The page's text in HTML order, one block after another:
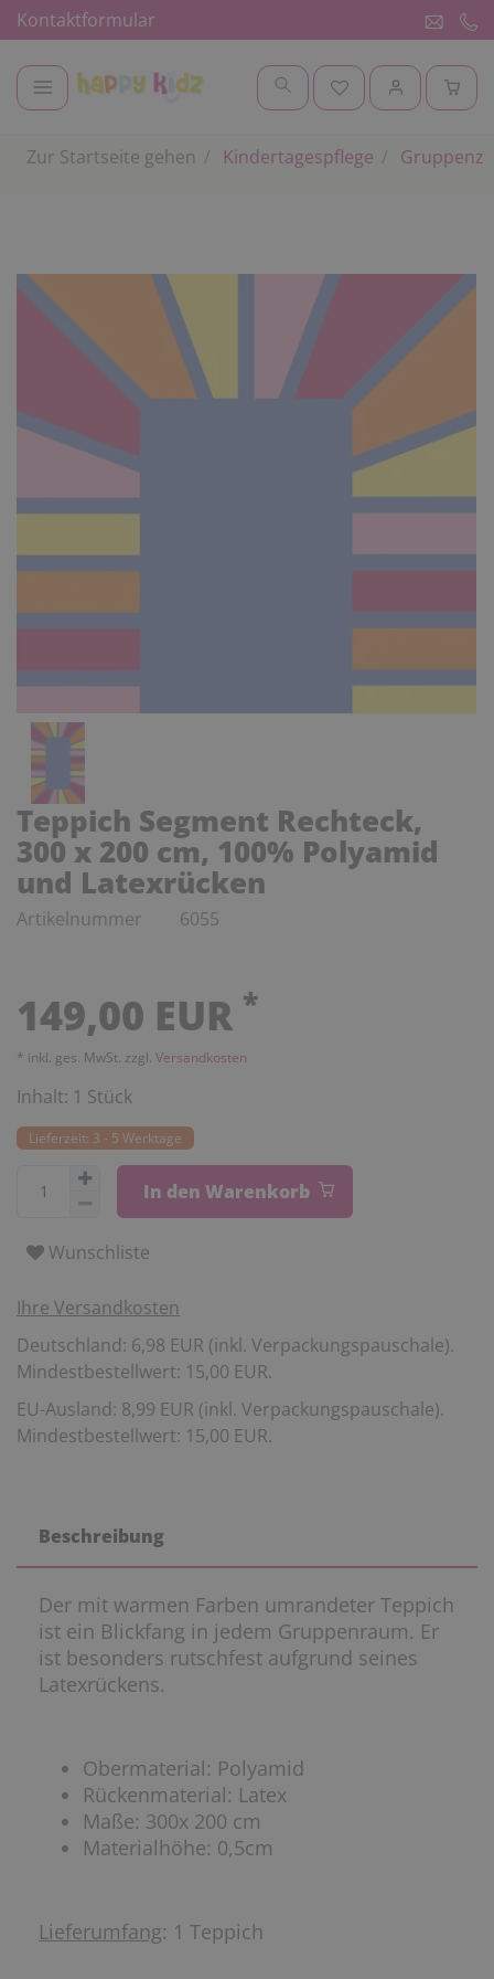
Kontaktformular
Zur Startseite gehen Kindertagespflege
Teppich Segment Rechteck,
300 x 200 cm, 100% Polyamid
und Latexrücken
Artikelnummer 6055
149,00 EUR *
* inkl. ges. MwSt. zzgl. Versandkosten
Inhalt: 1 Stück
Lieferzeit: 3 - 5 Werktage
In den Warenkorb
Wunschliste
Ihre Versandkosten
Deutschland: 6,98 EUR (inkl. Verpackungspauschale).
Mindestbestellwert: 15,00 EUR.
EU-Ausland: 8,99 EUR (inkl. Verpackungspauschale).
Mindestbestellwert: 15,00 EUR.
Beschreibung
Der mit warmen Farben umrandeter Teppich
ist ein Blickfang in jedem Gruppenraum. Er
ist besonders rutschfest aufgrund seines
Latexrückens.
Obermaterial: Polyamid
Rückenmaterial: Latex
Maße: 300x 200 cm
Materialhöhe: 0,5cm
Lieferumfang: 1 Teppich